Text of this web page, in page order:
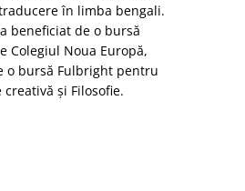
în limba bengali.
beneficiat de o bursă
Colegiul Noua Europă,
o bursă Fulbright pentru
creativă și Filosofie.